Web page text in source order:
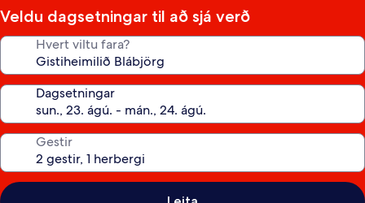
Veldu dagsetningar til að sjá verð
Hvert viltu fara?
Dagsetningar
Gestir